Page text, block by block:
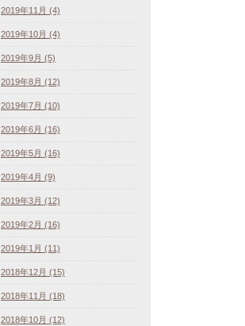
2019年11月 (4)
2019年10月 (4)
2019年9月 (5)
2019年8月 (12)
2019年7月 (10)
2019年6月 (16)
2019年5月 (16)
2019年4月 (9)
2019年3月 (12)
2019年2月 (16)
2019年1月 (11)
2018年12月 (15)
2018年11月 (18)
2018年10月 (12)